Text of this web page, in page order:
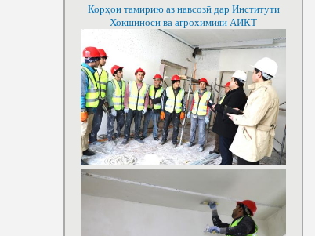
Корҳои тамирию аз навсозӣ дар Институти
Хокшиносӣ ва агрохимияи АИКТ